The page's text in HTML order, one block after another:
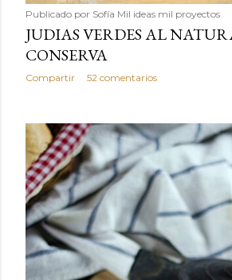
Publicado por Sofía Mil ideas mil proyectos
JUDIAS VERDES AL
CONSERVA
Compartir 52 comentarios